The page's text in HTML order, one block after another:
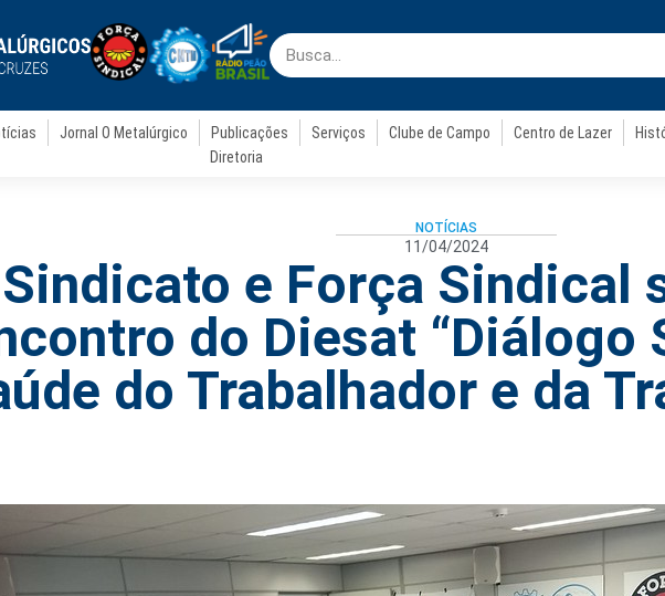
Jornal O Metalúrgico Publicações Serviços Clube de Campo Centro de Lazer
Diretoria
NOTÍCIAS
11/04/2024
Sindicato e Força Sindical
do Diesat “Diálogo
do Trabalhador e da